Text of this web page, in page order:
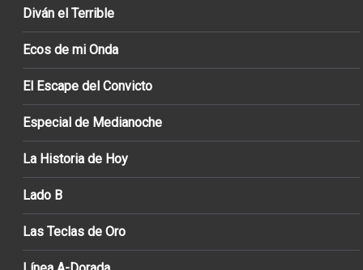
Diván el Terrible
Ecos de mi Onda
El Escape del Convicto
Especial de Medianoche
La Historia de Hoy
Lado B
Las Teclas de Oro